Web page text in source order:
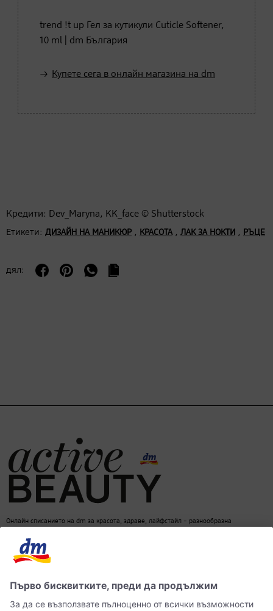
trend !t up Гел за кутикули Cuticle Softener,
10 ml | dm България
Купете сега в онлайн магазина на dm
Кредити: Dev_Maryna, KK_face © Shutterstock
Етикети: ДИЗАЙН НА МАНИКЮР , КРАСОТА, ЛАК ЗА НОКТИ , РЪЦЕ
дял:
Онлайн списанието на dm за красота, здраве, лайфстайл – разнообразна